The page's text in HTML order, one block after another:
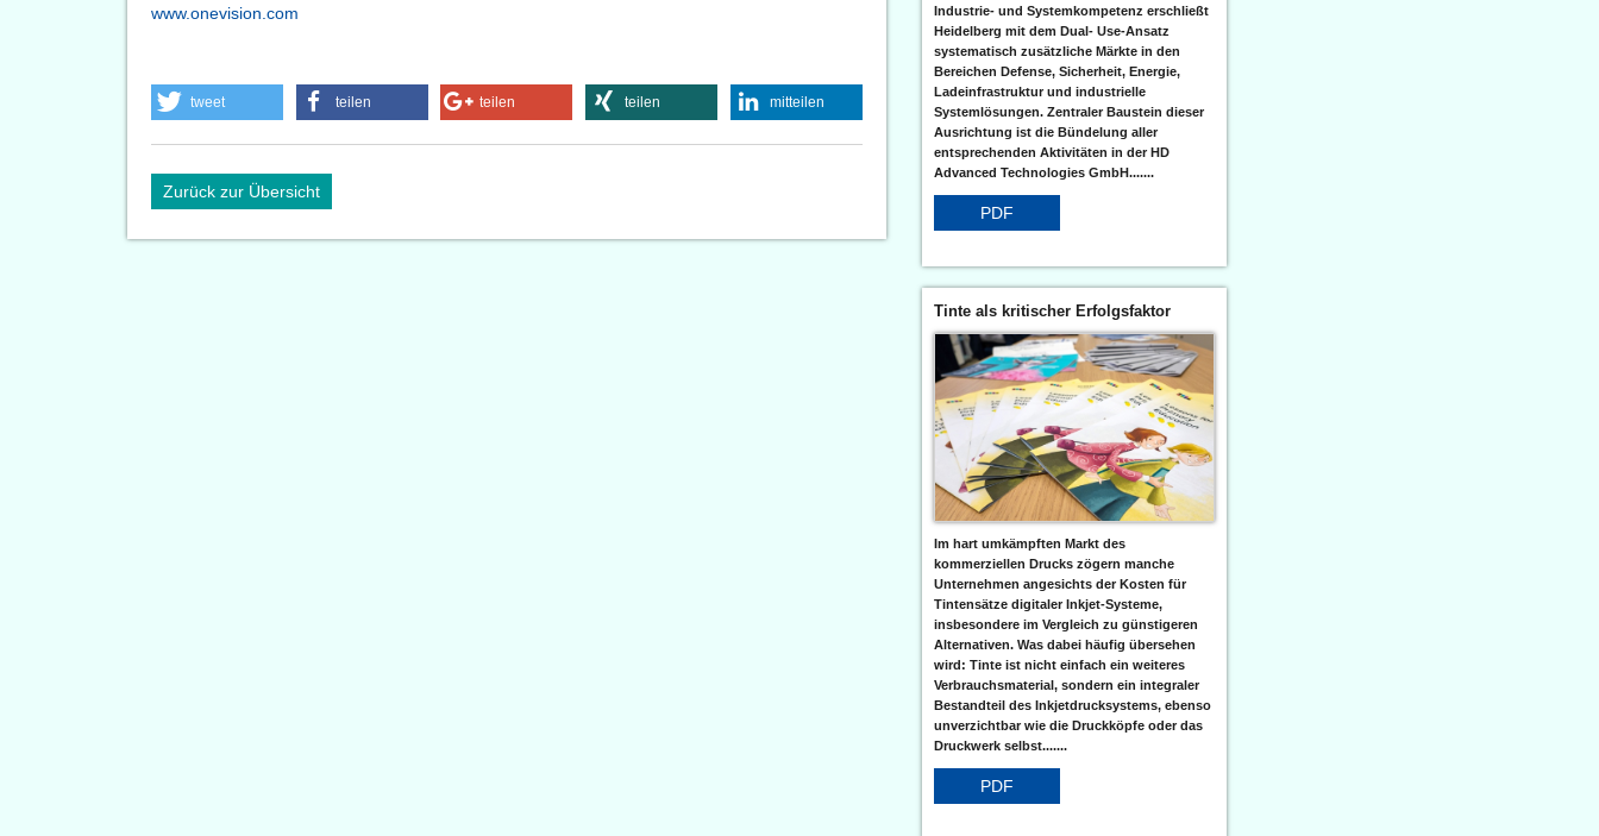
www.onevision.com
tweet teilen teilen teilen mitteilen
Zurück zur Übersicht
Industrie- und Systemkompetenz erschließt
Heidelberg mit dem Dual- Use-Ansatz
systematisch zusätzliche Märkte in den
Bereichen Defense, Sicherheit, Energie,
Ladeinfrastruktur und industrielle
Systemlösungen. Zentraler Baustein dieser
Ausrichtung ist die Bündelung aller
entsprechenden Aktivitäten in der HD
Advanced Technologies GmbH.......
PDF
Tinte als kritischer Erfolgsfaktor
Im hart umkämpften Markt des
kommerziellen Drucks zögern manche
Unternehmen angesichts der Kosten für
Tintensätze digitaler Inkjet-Systeme,
insbesondere im Vergleich zu günstigeren
Alternativen. Was dabei häufig übersehen
wird: Tinte ist nicht einfach ein weiteres
Verbrauchsmaterial, sondern ein integraler
Bestandteil des Inkjetdrucksystems, ebenso
unverzichtbar wie die Druckköpfe oder das
Druckwerk selbst.......
PDF